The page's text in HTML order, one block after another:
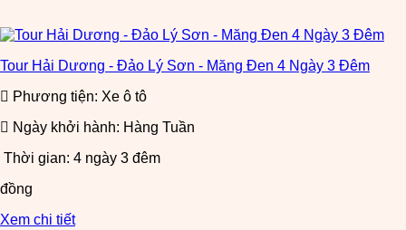
Tour Hải Dương - Đảo Lý Sơn - Măng Đen 4 Ngày 3 Đêm
Phương tiện: Xe ô tô
Ngày khởi hành: Hàng Tuần
Thời gian: 4 ngày 3 đêm
đồng
Xem chi tiết